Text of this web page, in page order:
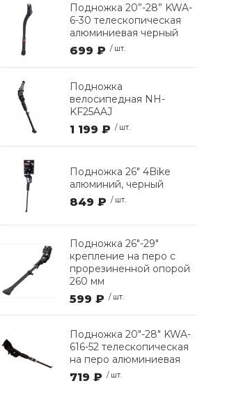
Подножка 20”-28” KWA-
6-30 телескопическая
алюминиевая черный
699 ₽ / шт.
Подножка
велосипедная NH-
KF25AAJ
1 199 ₽ / шт.
Подножка 26" 4Bike
алюминий, черный
849 ₽ / шт.
Подножка 26"-29"
крепление на перо с
прорезиненной опорой
260 мм
599 ₽ / шт.
Подножка 20"-28" KWA-
616-52 телескопическая
на перо алюминиевая
719 ₽ / шт.